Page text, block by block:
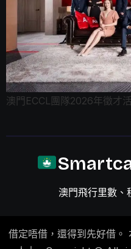
澳門ECCL團隊2026年徵才
澳門飛行里數、
借定唔借，還得到先好借。